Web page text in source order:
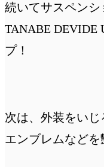
続いてサスペンシ
TANABE DEVIDE
プ！
次は、外装をいじ
エンブレムなどを